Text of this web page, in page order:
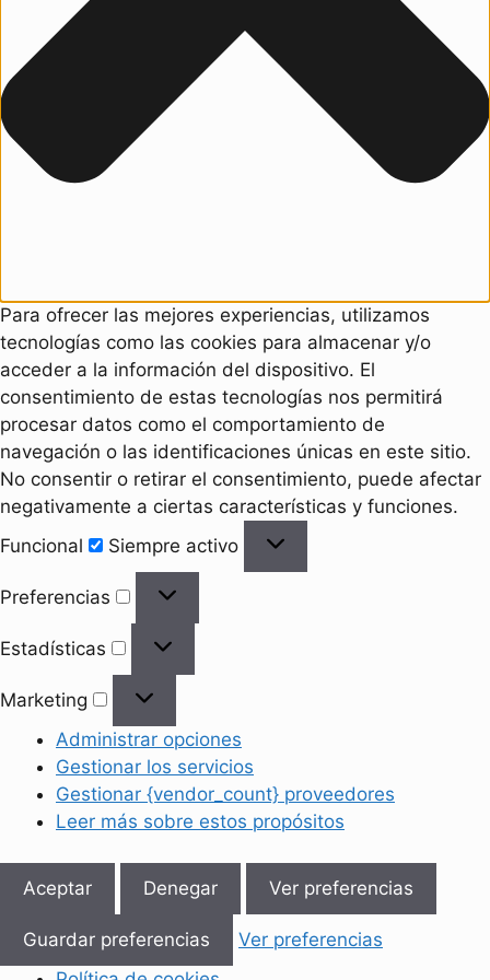
Para ofrecer las mejores experiencias, utilizamos
tecnologías como las cookies para almacenar y/o
acceder a la información del dispositivo. El
consentimiento de estas tecnologías nos permitirá
procesar datos como el comportamiento de
navegación o las identificaciones únicas en este sitio.
No consentir o retirar el consentimiento, puede afectar
negativamente a ciertas características y funciones.
Funcional
Siempre activo
Preferencias
Estadísticas
Marketing
Administrar opciones
Gestionar los servicios
Gestionar {vendor_count} proveedores
Leer más sobre estos propósitos
Aceptar Denegar Ver preferencias
Guardar preferencias
Ver preferencias